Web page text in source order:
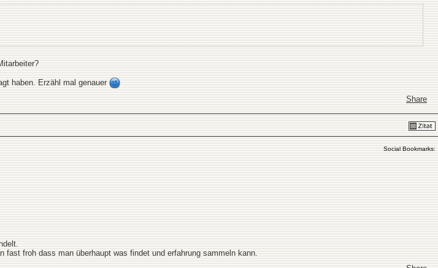
haben. Erzähl mal genauer
Share
Social Bookmarks:
froh dass man überhaupt was findet und erfahrung sammeln kann.